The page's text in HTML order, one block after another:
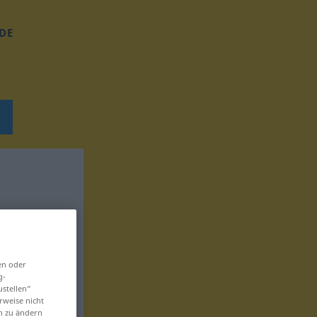
DE
oder
nicht
zu ändern